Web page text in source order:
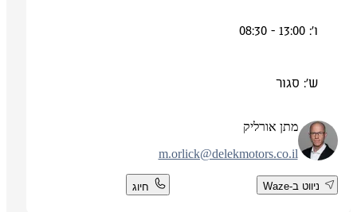
ש': סגור
מתן אורליק
m.orlick@delekmotors.co.il
ניווט ב-Waze חיוג